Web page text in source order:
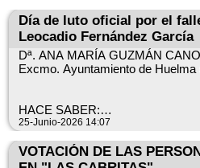
provincia de Jaén.
Esta ayuda económica tiene
financiación de las actuaciones
reparar y recuperar los daños
Desde el Ayuntamiento de
Diputación Provincial de Jaén su
municipios afectados,
Día de luto oficial por el
Leocadio Fernández García
Dª. ANA MARÍA GUZMÁN
Excmo. Ayuntamiento de Huelma
HACE SABER:
Que en el día de la fecha ha
25-Junio-2026 14:07
VOTACIÓN DE LAS